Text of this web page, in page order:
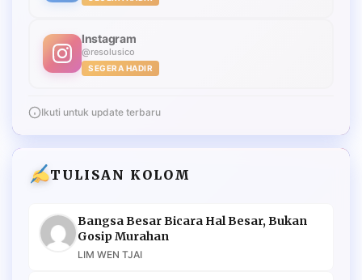
Instagram
@resolusico
SEGERA HADIR
Ikuti untuk update terbaru
TULISAN KOLOM
Bangsa Besar Bicara Hal Besar, Bukan
Gosip Murahan
LIM WEN TJAI